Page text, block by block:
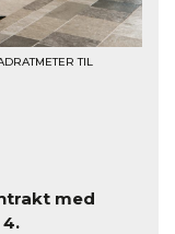
TIL
med